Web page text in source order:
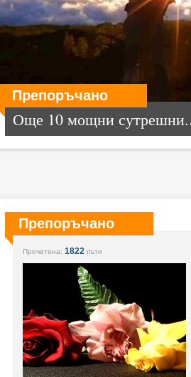
Препоръчано
Още 10 мощни
Препоръчано
Прочетена: 1822 пъти